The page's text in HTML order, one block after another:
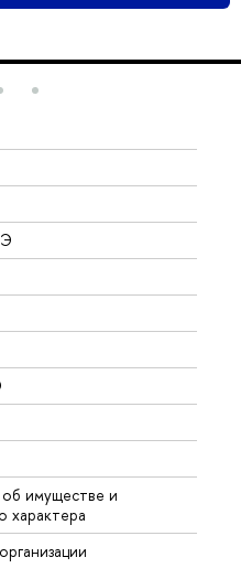
имуществе и
характера